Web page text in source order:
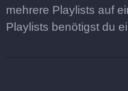
mehrere Playlists auf
Playlists benötigst du